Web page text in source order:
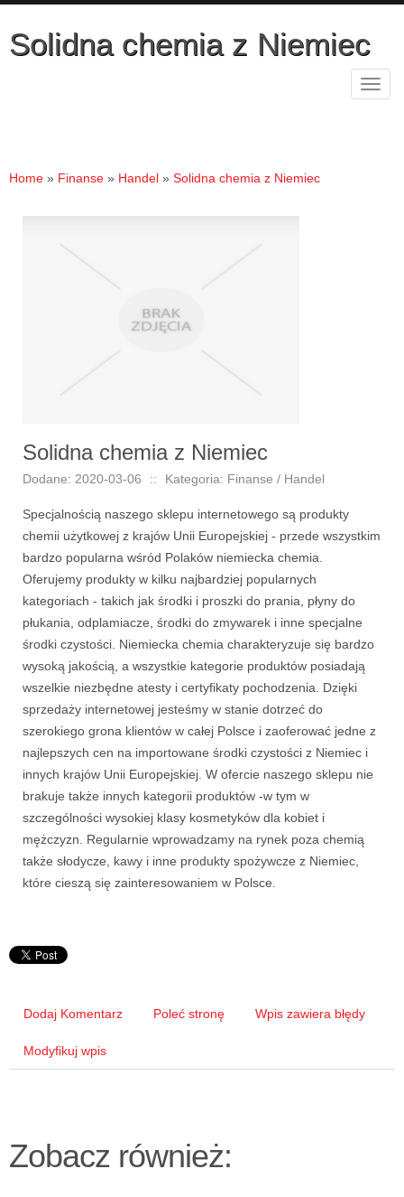
Solidna chemia z Niemiec
Home » Finanse » Handel » Solidna chemia z Niemiec
Solidna chemia z Niemiec
Dodane: 2020-03-06 :: Kategoria: Finanse / Handel
Specjalnością naszego sklepu internetowego są produkty
chemii użytkowej z krajów Unii Europejskiej - przede wszystkim
bardzo popularna wśród Polaków niemiecka chemia.
Oferujemy produkty w kilku najbardziej popularnych
kategoriach - takich jak środki i proszki do prania, płyny do
płukania, odplamiacze, środki do zmywarek i inne specjalne
środki czystości. Niemiecka chemia charakteryzuje się bardzo
wysoką jakością, a wszystkie kategorie produktów posiadają
wszelkie niezbędne atesty i certyfikaty pochodzenia. Dzięki
sprzedaży internetowej jesteśmy w stanie dotrzeć do
szerokiego grona klientów w całej Polsce i zaoferować jedne z
najlepszych cen na importowane środki czystości z Niemiec i
innych krajów Unii Europejskiej. W ofercie naszego sklepu nie
brakuje także innych kategorii produktów -w tym w
szczególności wysokiej klasy kosmetyków dla kobiet i
mężczyzn. Regularnie wprowadzamy na rynek poza chemią
także słodycze, kawy i inne produkty spożywcze z Niemiec,
które cieszą się zainteresowaniem w Polsce.
Dodaj Komentarz Poleć stronę Wpis zawiera błędy
Modyfikuj wpis
Zobacz również: